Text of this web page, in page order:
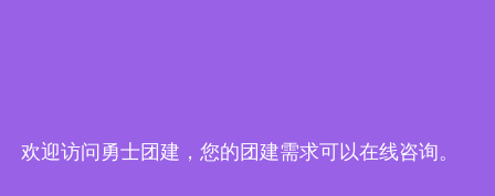
欢迎访问勇士团建，您的团建需求可以在线咨询。